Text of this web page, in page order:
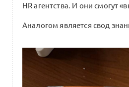
Методологический
менеджера
Курс НИУ ВШЭ и Beinopen
HR агентства. И они смогут
Аналогом является свод